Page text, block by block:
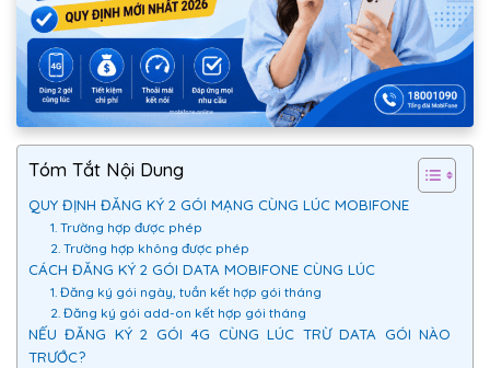
Tóm Tắt Nội Dung
QUY ĐỊNH ĐĂNG KÝ 2 GÓI MẠNG CÙNG LÚC MOBIFONE
1. Trường hợp được phép
2. Trường hợp không được phép
CÁCH ĐĂNG KÝ 2 GÓI DATA MOBIFONE CÙNG LÚC
1. Đăng ký gói ngày, tuần kết hợp gói tháng
2. Đăng ký gói add-on kết hợp gói tháng
NẾU ĐĂNG KÝ 2 GÓI 4G CÙNG LÚC TRỪ DATA GÓI NÀO
TRƯỚC?